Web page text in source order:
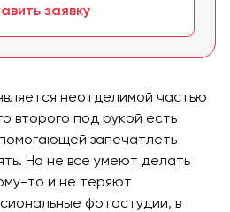
заявку
неотделимой частью
второго под рукой есть
запечатлеть
Но не все умеют делать
то и не теряют
фотостудии, в